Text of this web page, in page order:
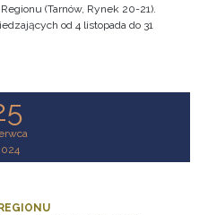
(Tarnów, Rynek 20-21).
od 4 listopada do 31